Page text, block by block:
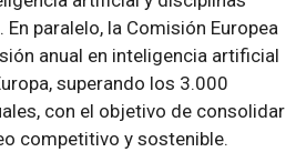
paralelo, la Comisión Europea
anual en inteligencia artificial
superando los 3.000
con el objetivo de consolidar
competitivo y sostenible.